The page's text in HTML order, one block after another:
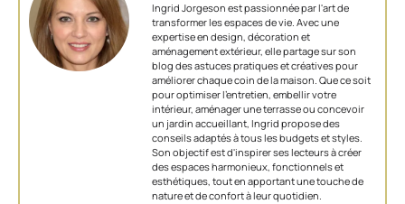
Ingrid Jorgeson est passionnée par l'art de
transformer les espaces de vie. Avec une
expertise en design, décoration et
aménagement extérieur, elle partage sur son
blog des astuces pratiques et créatives pour
améliorer chaque coin de la maison. Que ce soit
pour optimiser l’entretien, embellir votre
intérieur, aménager une terrasse ou concevoir
un jardin accueillant, Ingrid propose des
conseils adaptés à tous les budgets et styles.
Son objectif est d'inspirer ses lecteurs à créer
des espaces harmonieux, fonctionnels et
esthétiques, tout en apportant une touche de
nature et de confort à leur quotidien.